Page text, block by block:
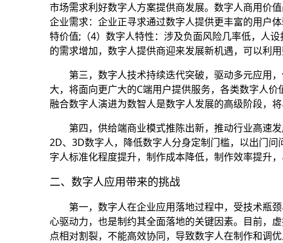
市场需求利好数字人方案提供商发展。数字人商用价
企业需求：企业正寻求通过数字人提供更丰富的用户
特价值;（4）数字人特性：涉及负面风险几率低，人
的需求增加，数字人提供商迎来发展新机遇，可以利
第三，数字人技术持续迭代突破，驱动多元应用，
大，将面向更广大的C端用户提供服务，各类数字人
融合数字人演进为数智人是数字人发展的高级阶段，将
第四，供给端商业模式推陈出新，推动行业高速发
2D、3D数字人，降低数字人分身定制门槛，以出门
字人标准化程度提升，制作成本降低，制作效率提升
二、数字人应用带来的挑战
第一，数字人在企业应用落地过程中，受技术瓶
心驱动力，也是制约其全面落地的关键因素。目前，
点相对割裂，不能高效协同，导致数字人在制作和调